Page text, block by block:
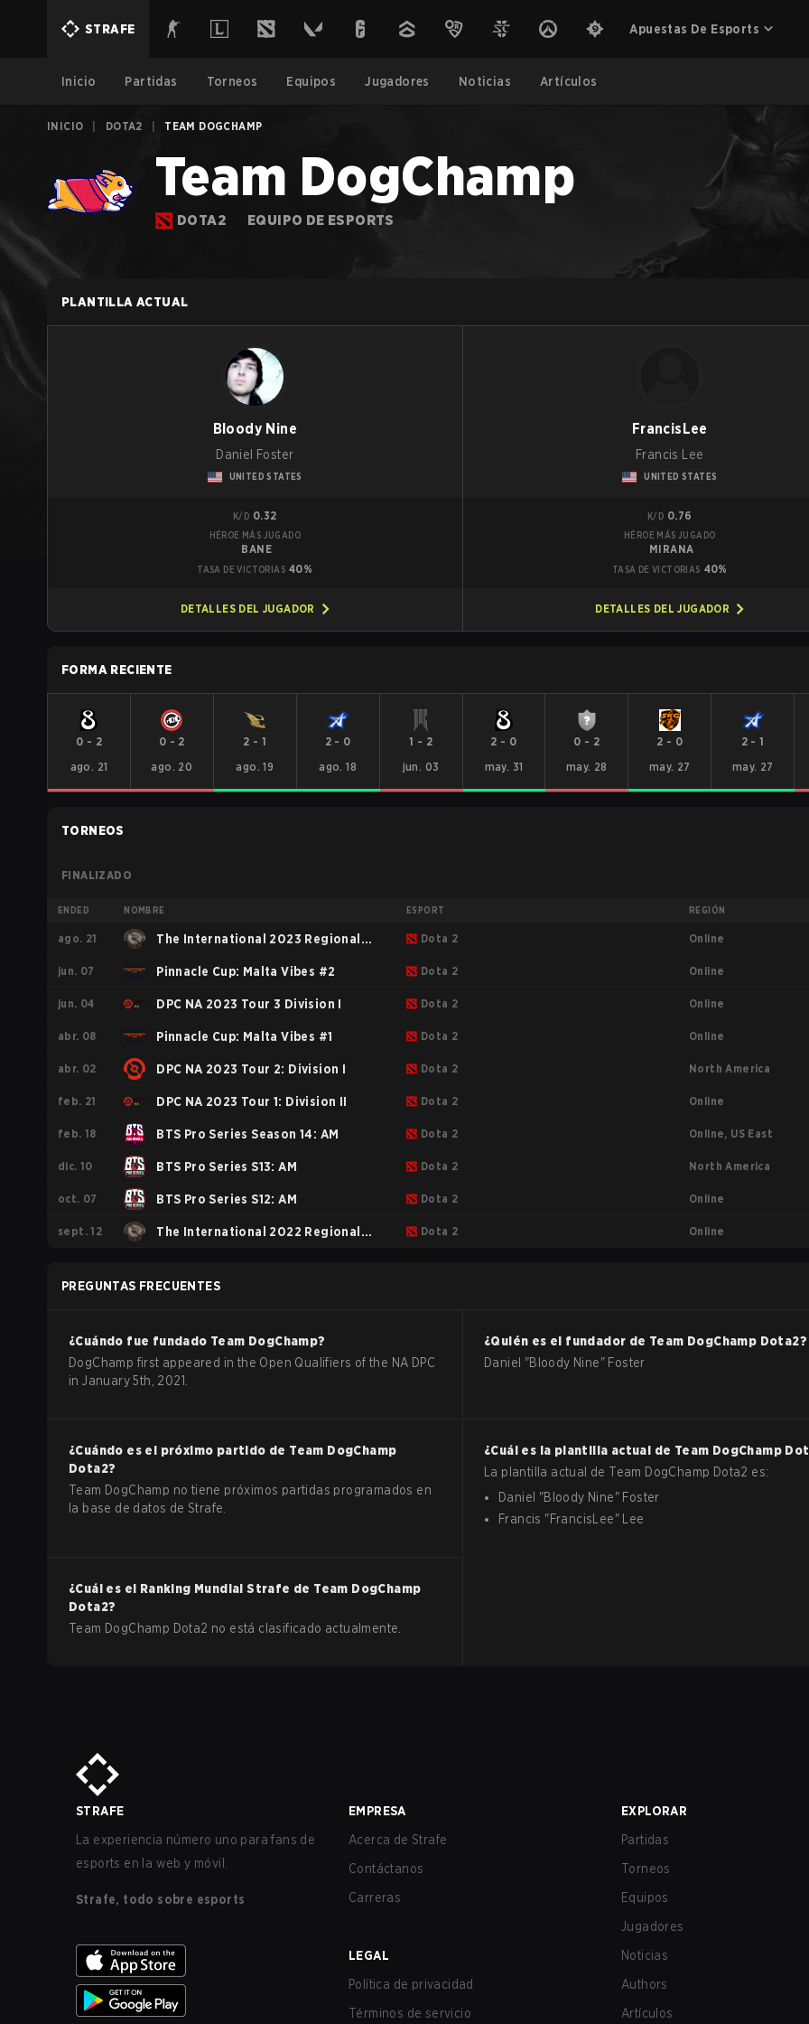
STRAFE Apuestas De Esports
Inicio Partidas Torneos Equipos Jugadores Noticias Artículos
INICIO DOTA2 TEAM DOGCHAMP
Team DogChamp
DOTA2 EQUIPO DE ESPORTS
PLANTILLA ACTUAL
Bloody Nine
Daniel Foster
UNITED STATES
K/D 0.32
HÉROE MÁS JUGADO
BANE
TASA DE VICTORIAS 40%
DETALLES DEL JUGADOR
FrancisLee
Francis Lee
UNITED STATES
K/D 0.76
HÉROE MÁS JUGADO
MIRANA
TASA DE VICTORIAS 40%
DETALLES DEL JUGADOR
FORMA RECIENTE
0 - 2
ago. 21
0 - 2
ago. 20
2 - 1
ago. 19
2 - 0
ago. 18
1 - 2
jun. 03
2 - 0
may. 31
0 - 2
may. 28
2 - 0
may. 27
2 -1
may. 27
TORNEOS
FINALIZADO
ENDED NOMBRE ESPORT REGIÓN
ago. 21 The International 2023 Regional
Qualifiers NA
Dota 2 Online
jun. 07 Pinnacle Cup: Malta Vibes #2 Dota 2 Online
jun. 04 DPC NA 2023 Tour 3 Division I Dota 2 Online
abr. 08 Pinnacle Cup: Malta Vibes #1 Dota 2 Online
abr. 02 DPC NA 2023 Tour 2: Division I Dota 2 North America
feb. 21 DPC NA 2023 Tour 1: Division II Dota 2 Online
feb. 18 BTS Pro Series Season 14: AM Dota 2 Online, US East
dic. 10 BTS Pro Series S13: AM Dota 2 North America
oct. 07 BTS Pro Series S12: AM Dota 2 Online
sept. 12 The International 2022 Regional Dota 2 Online
PREGUNTAS FRECUENTES
¿Cuándo fue fundado Team DogChamp?
DogChamp first appeared in the Open Qualifiers of the NA DPC
in January 5th, 2021.
¿Quién es el fundador de Team DogChamp Dota2?
Daniel "Bloody Nine" Foster
¿Cuándo es el próximo partido de Team DogChamp
Dota2?
Team DogChamp no tiene próximos partidas programados en
la base de datos de Strafe.
¿Cuál es la plantilla actual de Team DogChamp
La plantilla actual de Team DogChamp Dota2 es:
Daniel "Bloody Nine" Foster
Francis "FrancisLee" Lee
¿Cuál es el Ranking Mundial Strafe de Team DogChamp
Dota2?
Team DogChamp Dota2 no está clasificado actualmente.
STRAFE
La experiencia número uno para fans de
esports en la web y móvil.
Strafe, todo sobre esports
EMPRESA
Acerca de Strafe
Contáctanos
Carreras
LEGAL
Política de privacidad
Términos de servicio
EXPLORAR
Partidas
Torneos
Equipos
Jugadores
Noticias
Authors
Artículos